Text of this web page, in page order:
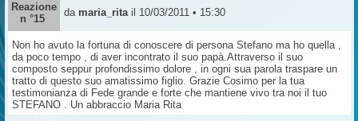
Reazione
n °15
da maria_ritail 10/03/2011 • 15:30
Non ho avuto la fortuna di conoscere di persona Stefano ma ho quella ,
da poco tempo , di aver incontrato il suo papà.Attraverso il suo
composto seppur profondissimo dolore , in ogni sua parola traspare un
tratto di questo suo amatissimo figlio. Grazie Cosimo per la tua
testimonianza di Fede grande e forte che mantiene vivo tra noi il tuo
STEFANO . Un abbraccio Maria Rita